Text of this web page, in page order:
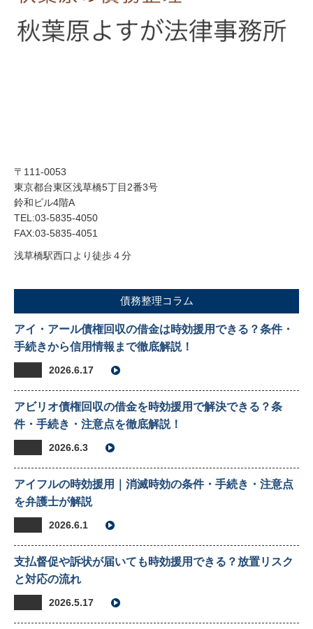
〒111-0053
東京都台東区浅草橋5丁目2番3号
鈴和ビル4階A
TEL:03-5835-4050
FAX:03-5835-4051
浅草橋駅西口より徒歩４分
債務整理コラム
アイ・アール債権回収の借金は時効援用できる？条件・
手続きから信用情報まで徹底解説！
2026.6.17
アビリオ債権回収の借金を時効援用で解決できる？条
件・手続き・注意点を徹底解説！
2026.6.3
アイフルの時効援用｜消滅時効の条件・手続き・注意点
を弁護士が解説
2026.6.1
支払督促や訴状が届いても時効援用できる？放置リスク
と対応の流れ
2026.5.17